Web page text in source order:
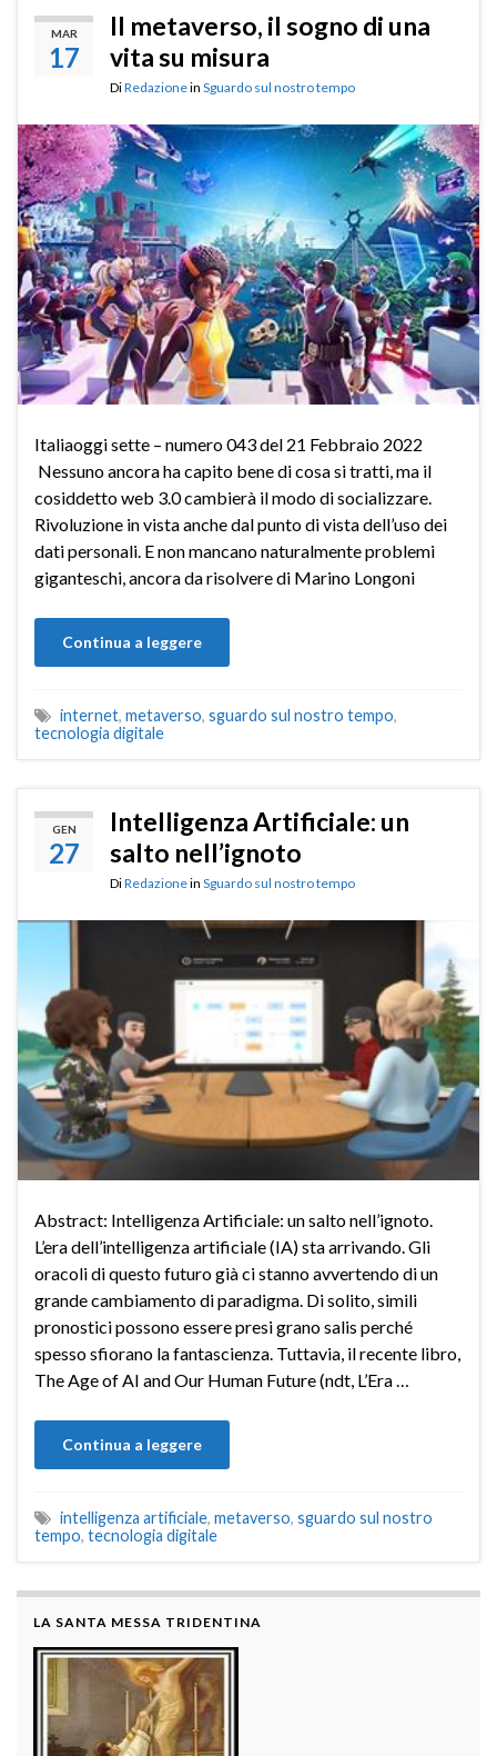
MAR
17
Il metaverso, il sogno di una
vita su misura
DiRedazionein Sguardo sul nostro tempo
Italiaoggi sette – numero 043 del 21 Febbraio 2022
Nessuno ancora ha capito bene di cosa si tratti, ma il
cosiddetto web 3.0 cambierà il modo di socializzare.
Rivoluzione in vista anche dal punto di vista dell’uso dei
dati personali. E non mancano naturalmente problemi
giganteschi, ancora da risolvere di Marino Longoni
Continua a leggere
internet, metaverso, sguardo sul nostro tempo,
tecnologia digitale
GEN
27
Intelligenza Artificiale: un
salto nell’ignoto
DiRedazionein Sguardo sul nostro tempo
Abstract: Intelligenza Artificiale: un salto nell’ignoto.
L’era dell’intelligenza artificiale (IA) sta arrivando. Gli
oracoli di questo futuro già ci stanno avvertendo di un
grande cambiamento di paradigma. Di solito, simili
pronostici possono essere presi grano salis perché
spesso sfiorano la fantascienza. Tuttavia, il recente libro,
The Age of AI and Our Human Future (ndt, L’Era …
Continua a leggere
intelligenza artificiale, metaverso, sguardo sul nostro
tempo, tecnologia digitale
LA SANTA MESSA TRIDENTINA